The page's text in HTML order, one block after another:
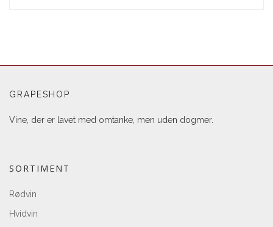
GRAPESHOP
Vine, der er lavet med omtanke, men uden dogmer.
SORTIMENT
Rødvin
Hvidvin